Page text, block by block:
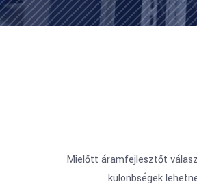
Mielőtt áramfejlesztőt
különbségek